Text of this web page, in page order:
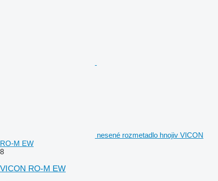
nesené rozmetadlo hnojiv VICON
RO-M EW
8
VICON RO-M EW